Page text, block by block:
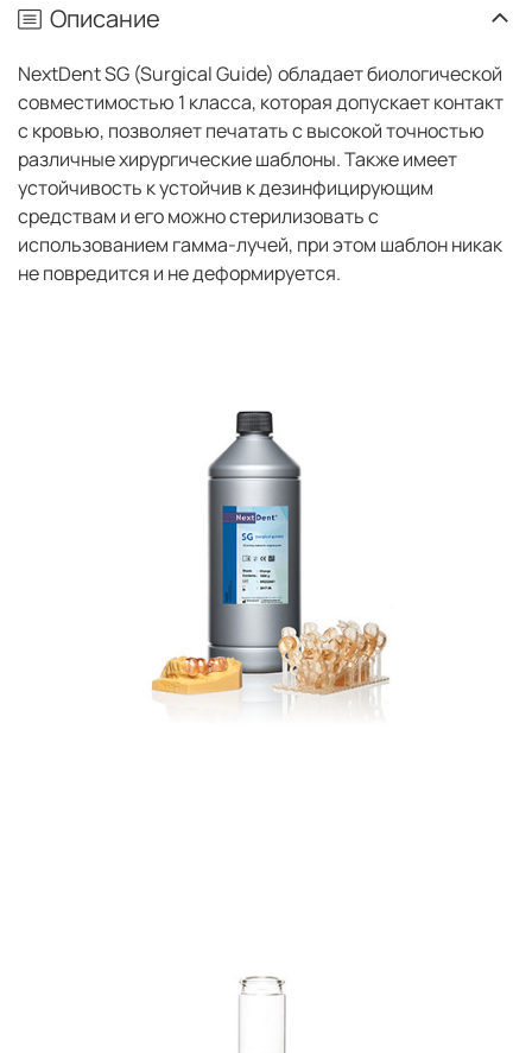
Описание
NextDent SG (Surgical Guide) обладает биологической
совместимостью 1 класса, которая допускает контакт
с кровью, позволяет печатать с высокой точностью
различные хирургические шаблоны. Также имеет
устойчивость к устойчив к дезинфицирующим
средствам и его можно стерилизовать с
использованием гамма-лучей, при этом шаблон никак
не повредится и не деформируется.